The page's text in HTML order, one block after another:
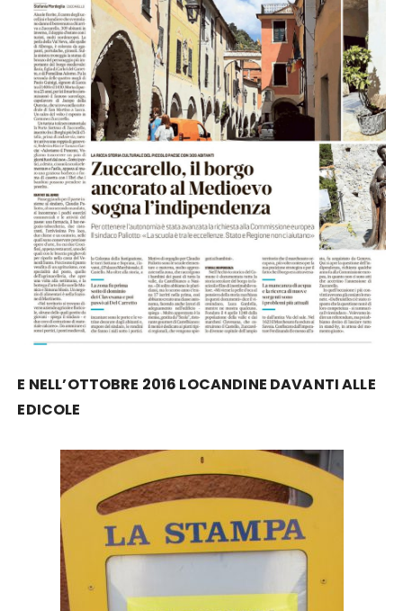
E NELL’OTTOBRE 2016 LOCANDINE DAVANTI ALLE
EDICOLE